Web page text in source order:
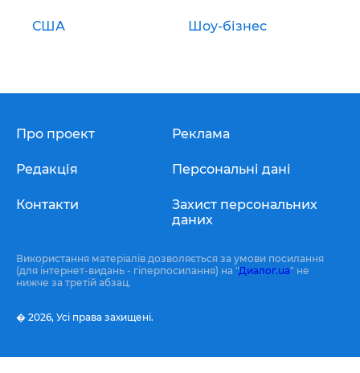
США Шоу-бізнес
Про проект
Редакція
Контакти
Реклама
Персональні дані
Захист персональних
даних
Використання матеріалів дозволяється за умови посилання
(для інтернет-видань - гіперпосилання) на "Диалог.ua" не
нижче за третій абзац.
� 2026, Усі права захищені.